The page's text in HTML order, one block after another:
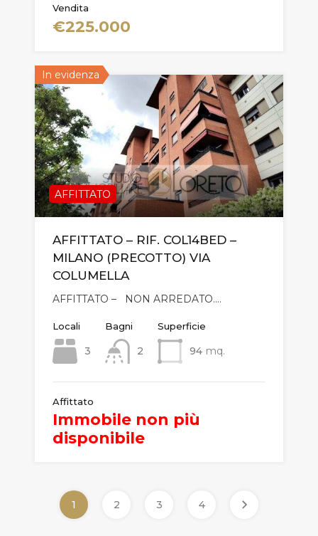
Vendita
€225.000
In evidenza
AFFITTATO
AFFITTATO – RIF. COL14BED –
MILANO (PRECOTTO) VIA
COLUMELLA
AFFITTATO – NON ARREDATO.…
Locali
3
Bagni
2
Superficie
94 mq.
Affittato
Immobile non più
disponibile
1 2 3 4